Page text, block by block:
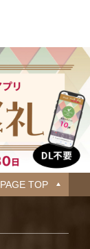
PAGE TOP